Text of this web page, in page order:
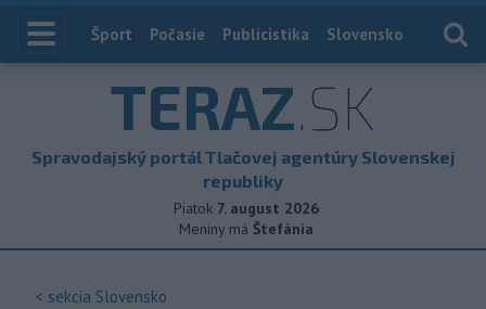
Index
Šport Počasie Publicistika Slovensko
TERAZ.SK
Spravodajský portál Tlačovej agentúry Slovenskej
republiky
Piatok 7. august 2026
Meniny má Štefánia
< sekcia Slovensko